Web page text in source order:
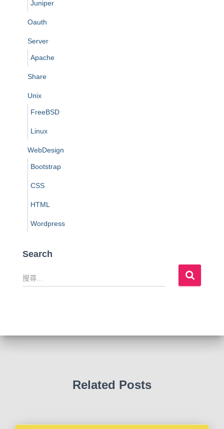
Juniper
Oauth
Server
Apache
Share
Unix
FreeBSD
Linux
WebDesign
Bootstrap
CSS
HTML
Wordpress
Search
搜
尋
Related Posts